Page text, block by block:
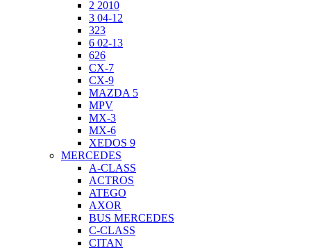
2 2010
3 04-12
323
6 02-13
626
CX-7
CX-9
MAZDA 5
MPV
MX-3
MX-6
XEDOS 9
MERCEDES
A-CLASS
ACTROS
ATEGO
AXOR
BUS MERCEDES
C-CLASS
CITAN